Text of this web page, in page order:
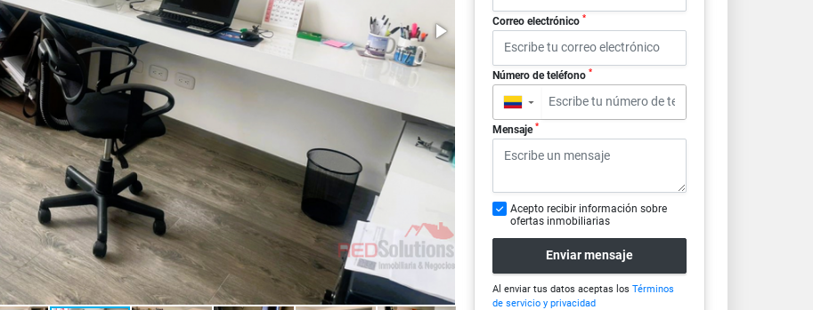
Correo electrónico *
Número de teléfono *
▼
Mensaje *
Acepto recibir información sobre
ofertas inmobiliarias
Enviar mensaje
Al enviar tus datos aceptas los Términos
de servicio y privacidad